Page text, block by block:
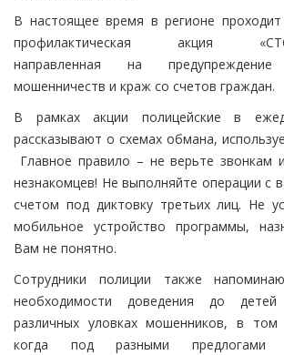
В настоящее время в регионе
профилактическая акция
направленная на предупреждение
мошенничеств и краж со счетов граждан.
В рамках акции полицейские в
рассказывают о схемах обмана,
Главное правило – не верьте звонкам
незнакомцев! Не выполняйте операции с
счетом под диктовку третьих лиц. Не
мобильное устройство программы,
Вам не понятно.
Сотрудники полиции также
необходимости доведения до
различных уловках мошенников, в
когда под разными предлогами